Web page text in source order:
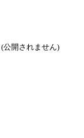
公開されません)